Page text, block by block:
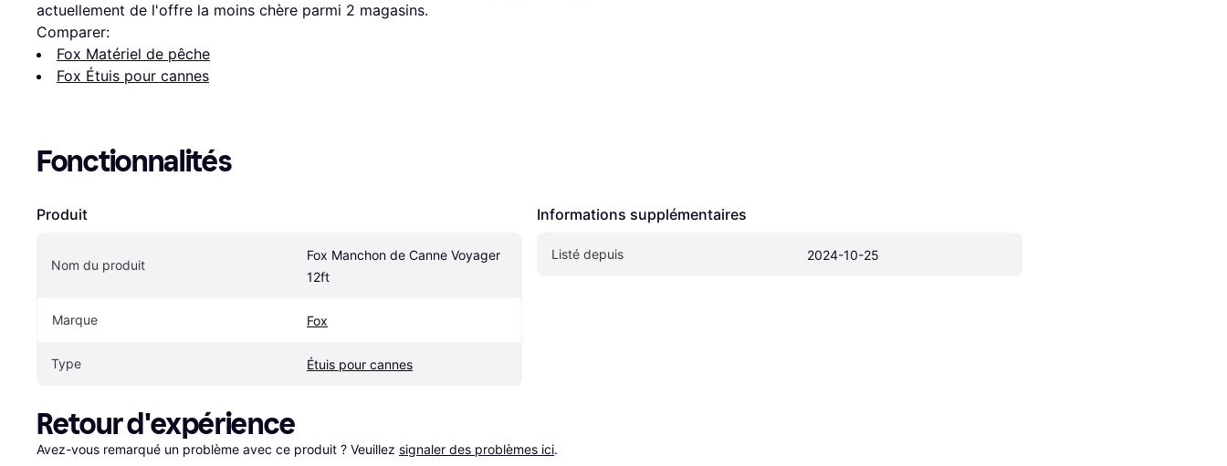
actuellement de l'offre la moins chère parmi 2 magasins.
Comparer:
Fox Matériel de pêche
Fox Étuis pour cannes
Fonctionnalités
Produit
Nom du produit
Fox Manchon de Canne Voyager
12ft
Marque Fox
Type Étuis pour cannes
Informations supplémentaires
Listé depuis 2024-10-25
Retour d'expérience
Avez-vous remarqué un problème avec ce produit ? Veuillez signaler des problèmes ici.